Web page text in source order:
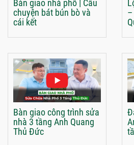
Bàn giao nhà phố | Câu
chuyện bát bún bò và
cái kết
Bàn giao công trình sửa
nhà 3 tầng Anh Quang
Thủ Đức